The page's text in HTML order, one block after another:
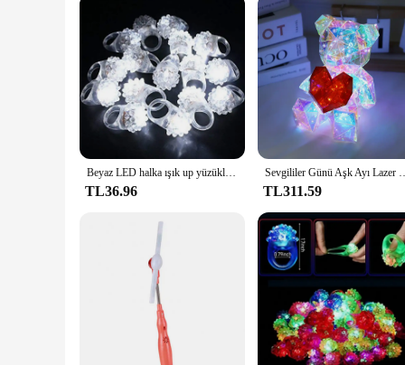
Beyaz LED halka ışık up yüzükler yumuşak kauçuk yanıp sönen engebeli yüzükler Rave düğün aydınlık oyuncaklar parlayan yüzükler karanlıkta kızdırma
TL36.96
Sevgililer Günü Aşk Ayı Lazer Glow Hediye Gece Lambası
TL311.59